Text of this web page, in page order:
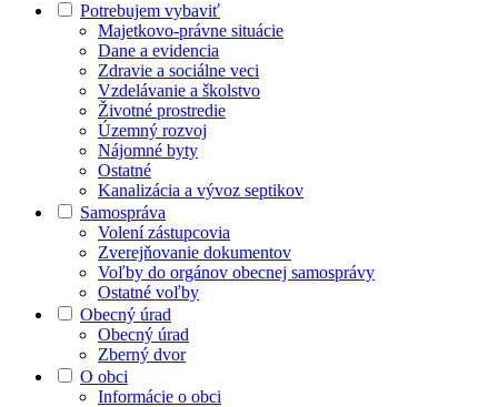
Potrebujem vybaviť
Majetkovo-právne situácie
Dane a evidencia
Zdravie a sociálne veci
Vzdelávanie a školstvo
Životné prostredie
Územný rozvoj
Nájomné byty
Ostatné
Kanalizácia a vývoz septikov
Samospráva
Volení zástupcovia
Zverejňovanie dokumentov
Voľby do orgánov obecnej samosprávy
Ostatné voľby
Obecný úrad
Obecný úrad
Zberný dvor
O obci
Informácie o obci